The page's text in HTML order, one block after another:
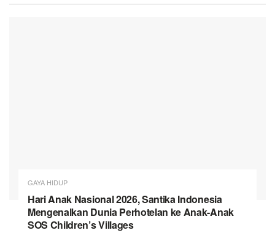
GAYA HIDUP
Hari Anak Nasional 2026, Santika Indonesia
Mengenalkan Dunia Perhotelan ke Anak-Anak
SOS Children’s Villages